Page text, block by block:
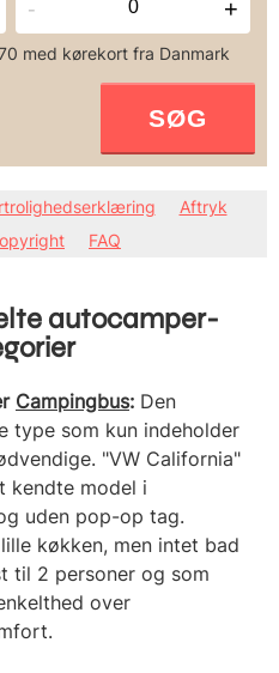
autocamper-
Campingbus: Den
type som kun indeholder
"VW California"
kendte model i
uden pop-op tag.
køkken, men intet bad
til 2 personer og som
over